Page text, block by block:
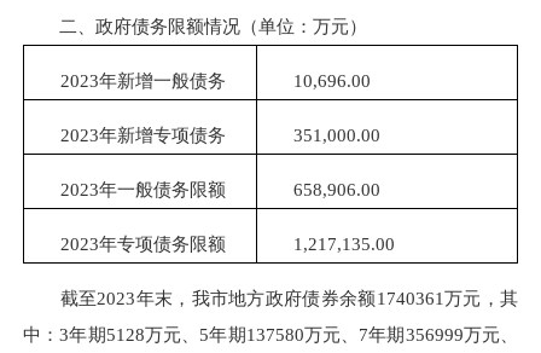
二、政府债务限额情况（单位：万元）
2023年新增一般债务 10,696.00
2023年新增专项债务 351,000.00
2023年一般债务限额 658,906.00
2023年专项债务限额 1,217,135.00
截至2023年末，我市地方政府债券余额1740361万元，其
中：3年期5128万元、5年期137580万元、7年期356999万元、